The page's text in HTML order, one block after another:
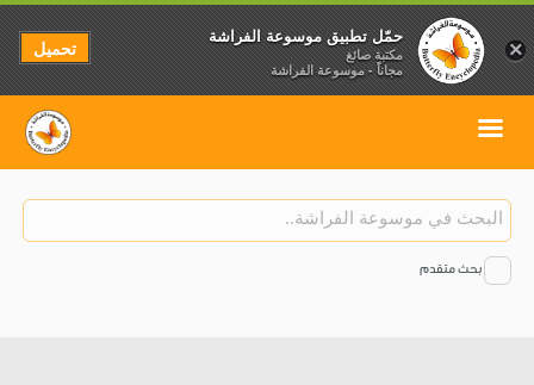
بحث متقدم
×
حمّل تطبيق موسوعة الفراشة
مكتبة صائغ
مجاناً - موسوعة الفراشة
تحميل